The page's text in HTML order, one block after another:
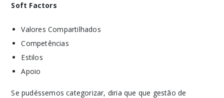
Soft Factors
Valores Compartilhados
Competências
Estilos
Apoio
Se pudéssemos categorizar, diria que que gestão de